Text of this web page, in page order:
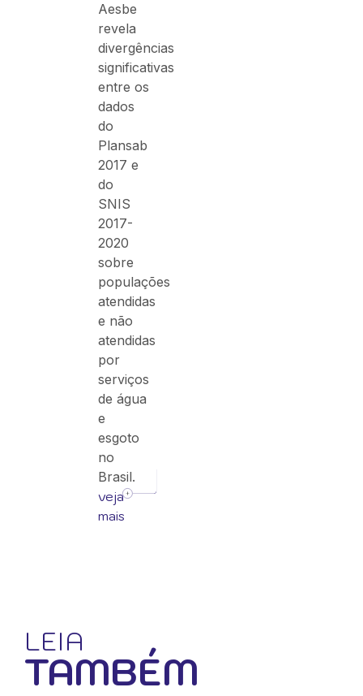
Aesbe
revela
divergências
significativas
entre os
dados
do
Plansab
2017 e
do
SNIS
2017-
2020
sobre
populações
atendidas
e não
atendidas
por
serviços
de água
e
esgoto
no
Brasil.
veja
mais
LEIA
TAMBÉM